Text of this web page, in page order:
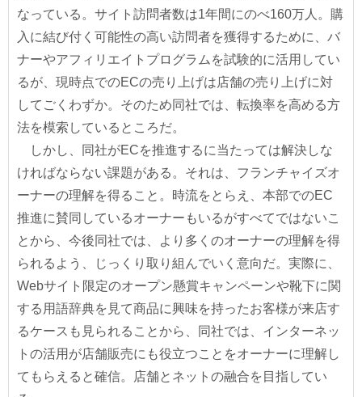
なっている。サイト訪問者数は1年間にのべ160万人。購
入に結び付く可能性の高い訪問者を獲得するために、バ
ナーやアフィリエイトプログラムを試験的に活用してい
るが、現時点でのECの売り上げは店舗の売り上げに対
してごくわずか。そのため同社では、転換率を高める方
法を模索しているところだ。
しかし、同社がECを推進するに当たっては解決しな
ければならない課題がある。それは、フランチャイズオ
ーナーの理解を得ること。時流をとらえ、本部でのEC
推進に賛同しているオーナーもいるがすべてではないこ
とから、今後同社では、より多くのオーナーの理解を得
られるよう、じっくり取り組んでいく意向だ。実際に、
Webサイト限定のオープン懸賞キャンペーンや靴下に関
する用語辞典を見て商品に興味を持ったお客様が来店す
るケースも見られることから、同社では、インターネッ
トの活用が店舗販売にも役立つことをオーナーに理解し
てもらえると確信。店舗とネットの融合を目指してい